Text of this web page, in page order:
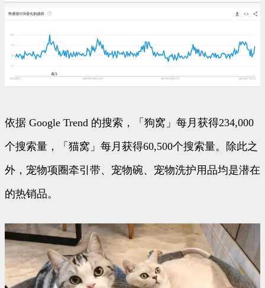
依据 Google Trend 的搜索，「狗窝」每月获得234,000
个搜索量，「猫窝」每月获得60,500个搜索量。除此之
外，宠物项圈牵引带、宠物碗、宠物洗护用品均是潜在
的热销品。